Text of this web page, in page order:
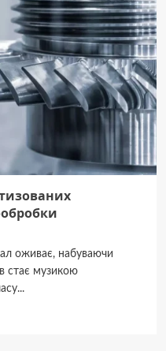
оживає, набуваючи
стає музикою